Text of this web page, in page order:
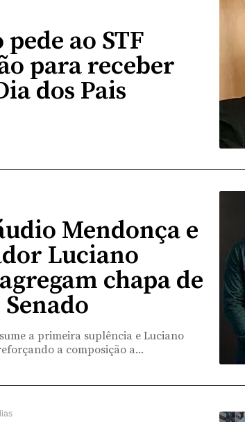
ao STF
para receber
dos Pais
Mendonça e
Luciano
chapa de
a primeira suplência e Luciano
a composição a...